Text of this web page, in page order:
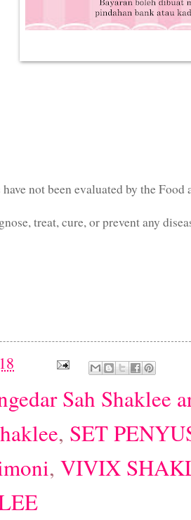
not been evaluated by the
treat, cure, or prevent any
Sah Shaklee
, SET
, VIVIX